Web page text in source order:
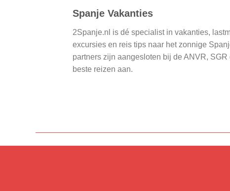
Spanje Vakanties
2Spanje.nl is dé specialist in vakanties,
excursies en reis tips naar het zonnige
partners zijn aangesloten bij de ANVR, SGR
beste reizen aan.